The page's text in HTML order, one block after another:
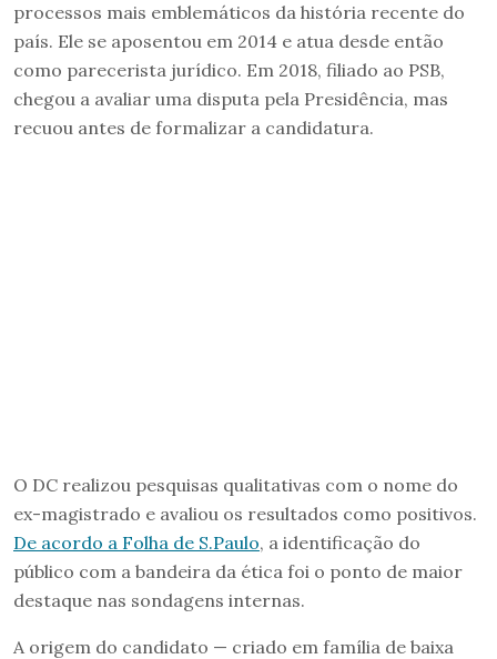
processos mais emblemáticos da história recente do
país. Ele se aposentou em 2014 e atua desde então
como parecerista jurídico. Em 2018, filiado ao PSB,
chegou a avaliar uma disputa pela Presidência, mas
recuou antes de formalizar a candidatura.
O DC realizou pesquisas qualitativas com o nome do
ex-magistrado e avaliou os resultados como positivos.
De acordo a Folha de S.Paulo, a identificação do
público com a bandeira da ética foi o ponto de maior
destaque nas sondagens internas.
A origem do candidato — criado em família de baixa